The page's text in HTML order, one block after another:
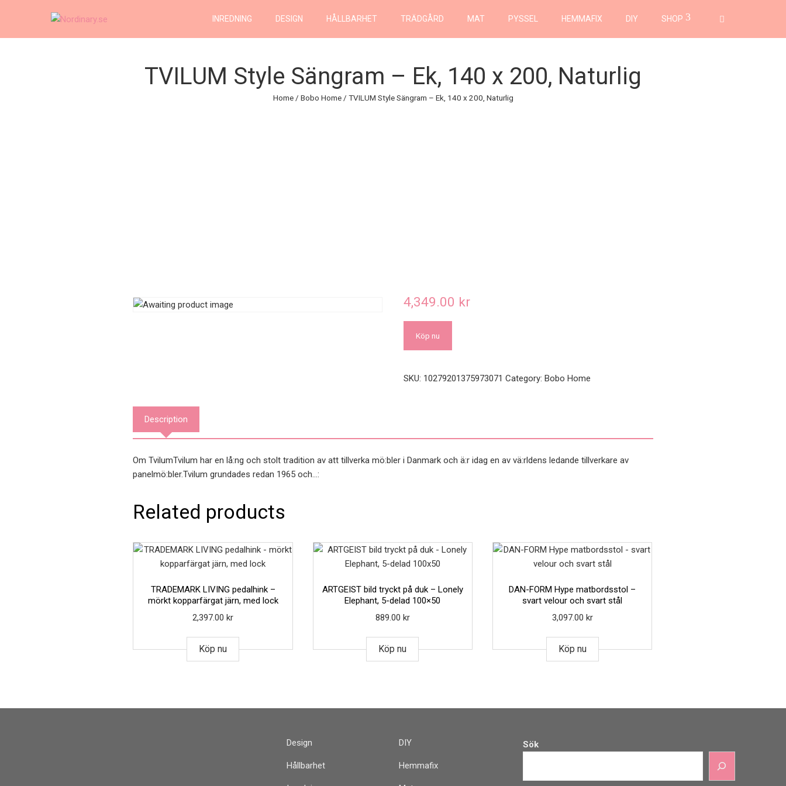
INREDNING DESIGN HÅLLBARHET TRÄDGÅRD MAT PYSSEL HEMMAFIX DIY SHOP
TVILUM Style Sängram – Ek, 140 x 200, Naturlig
Home/ Bobo Home/ TVILUM Style Sängram – Ek, 140 x 200, Naturlig
4,349.00 kr
Köp nu
SKU: 10279201375973071 Category: Bobo Home
Description
Om TvilumTvilum har en lå:ng och stolt tradition av att tillverka mö:bler i Danmark och ä:r idag en av vä:rldens ledande tillverkare av
panelmö:bler.Tvilum grundades redan 1965 och…:
Related products
TRADEMARK LIVING pedalhink –
mörkt kopparfärgat järn, med lock
2,397.00kr
Köp nu
ARTGEIST bild tryckt på duk – Lonely
Elephant, 5-delad 100×50
889.00 kr
Köp nu
DAN-FORM Hype matbordsstol –
svart velour och svart stål
3,097.00 kr
Köp nu
Design DIY
Hållbarhet Hemmafix
Sök